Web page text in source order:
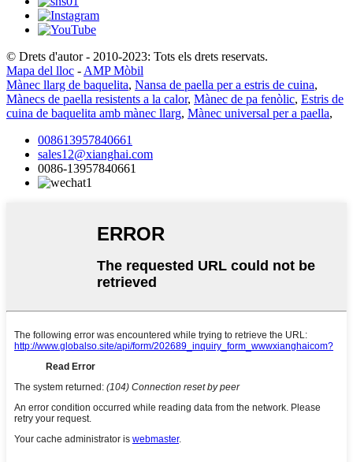
© Drets d'autor - 2010-2023: Tots els drets reservats.
Mapa del lloc - AMP Mòbil
Mànec llarg de baquelita, Nansa de paella per a estris de cuina,
Mànecs de paella resistents a la calor, Mànec de pa fenòlic, Estris de
cuina de baquelita amb mànec llarg, Mànec universal per a paella,
008613957840661
sales12@xianghai.com
0086-13957840661